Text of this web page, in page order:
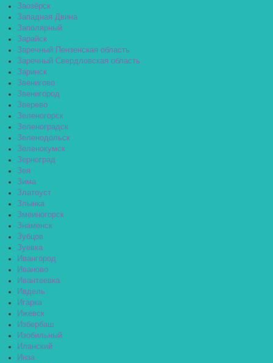
Заозёрск
Западная Двина
Заполярный
Зарайск
Заречный Пензенская область
Заречный Свердловская область
Заринск
Звенигово
Звенигород
Зверево
Зеленогорск
Зеленоградск
Зеленодольск
Зеленокумск
Зерноград
Зея
Зима
Златоуст
Злынка
Змеиногорск
Знаменск
Зубцов
Зуевка
Ивангород
Иваново
Ивантеевка
Ивдель
Игарка
Ижевск
Избербаш
Изобильный
Иланский
Инза